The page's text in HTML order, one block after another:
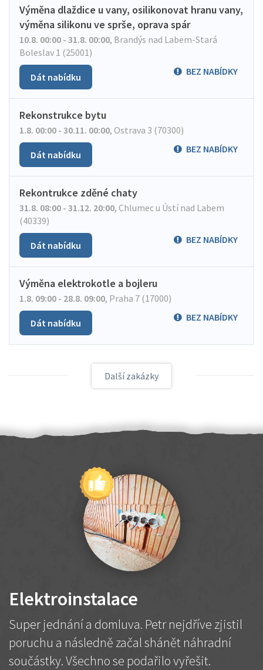
Výměna dlaždice u vany, osilikonovat hranu vany,
výměna silikonu ve sprše, oprava spár
10.8. 00:00 - 31.8. 00:00, Brandýs nad Labem-Stará
Boleslav 1 (25001)
BEZ NABÍDKY
Dát nabídku
Rekonstrukce bytu
1.8. 00:00 - 30.11. 00:00, Ostrava 3 (70300)
BEZ NABÍDKY
Dát nabídku
Rekontrukce zděné chaty
31.8. 08:00 - 31.12. 20:00, Chlumec u Ústí nad Labem
(40339)
BEZ NABÍDKY
Dát nabídku
Výměna elektrokotle a bojleru
1.8. 09:00 - 28.8. 09:00, Praha 7 (17000)
BEZ NABÍDKY
Dát nabídku
Další zakázky
Elektroinstalace
Super jednání a domluva. Petr nejdříve zjistil
poruchu a následně začal shánět náhradní
součástky. Všechno se podařilo vyřešit.